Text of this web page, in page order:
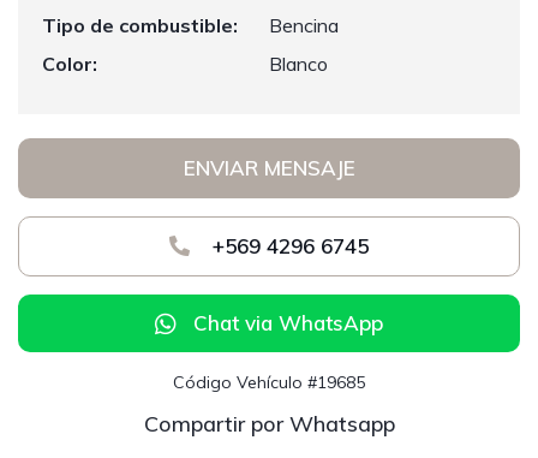
Tipo de combustible:
Bencina
Color:
Blanco
ENVIAR MENSAJE
+569 4296 6745
Chat via WhatsApp
Código Vehículo #19685
Compartir por Whatsapp